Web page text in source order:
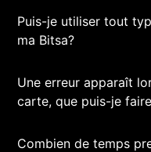
Puis-je utiliser tout
ma Bitsa?
Une erreur apparaît
carte, que puis-je
Combien de temps